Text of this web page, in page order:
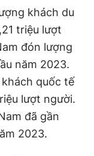
cáo
Chính sách bảo
ngày 24.3.2020
khách du
triệu lượt
đón lượng
năm 2023.
quốc tế
lượt người.
đã gần
2023.